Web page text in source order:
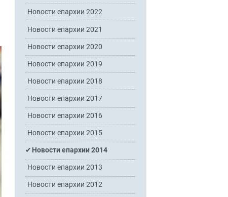
Новости епархии 2022
Новости епархии 2021
Новости епархии 2020
Новости епархии 2019
Новости епархии 2018
Новости епархии 2017
Новости епархии 2016
Новости епархии 2015
Новости епархии 2014
Новости епархии 2013
Новости епархии 2012